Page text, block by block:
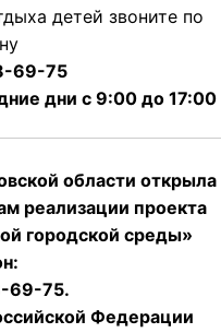
детей звоните по
69-75
дни с 9:00 до 17:00
области открыла
реализации проекта
городской среды»
69-75.
Федерации